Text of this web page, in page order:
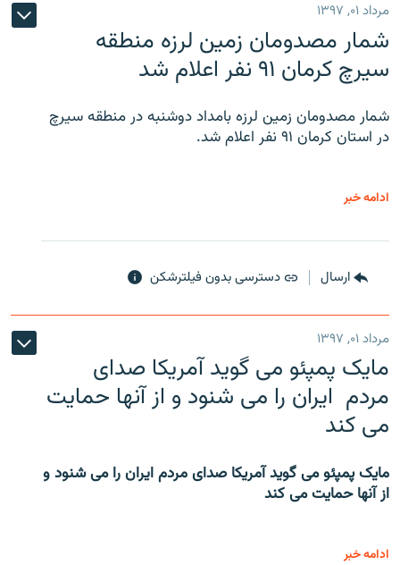
مرداد ۰۱, ۱۳۹۷
شمار مصدومان زمین لرزه منطقه
سیرچ کرمان ۹۱ نفر اعلام شد
شمار مصدومان زمین لرزه بامداد دوشنبه در منطقه سیرچ
در استان کرمان ۹۱ نفر اعلام شد.
ادامه خبر
ارسال دسترسی بدون فیلترشکن
مرداد ۰۱, ۱۳۹۷
مایک پمپئو می گوید آمریکا صدای
مردم ایران را می شنود و از آنها حمایت
می کند
مایک پمپئو می گوید آمریکا صدای مردم ایران را می شنود و
از آنها حمایت می کند
ادامه خبر